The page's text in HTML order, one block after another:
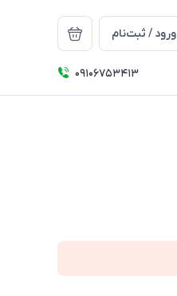
ورود / ثبت‌نام
09106753413